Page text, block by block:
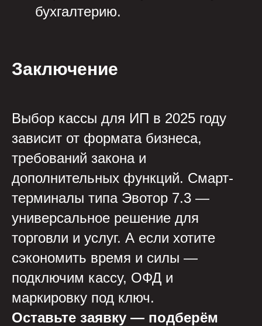
бухгалтерию.
Заключение
Выбор кассы для ИП в 2025 году
зависит от формата бизнеса,
требований закона и
дополнительных функций. Смарт-
терминалы типа Эвотор 7.3 —
универсальное решение для
торговли и услуг. А если хотите
сэкономить время и силы —
подключим кассу, ОФД и
маркировку под ключ.
Оставьте заявку — подберём